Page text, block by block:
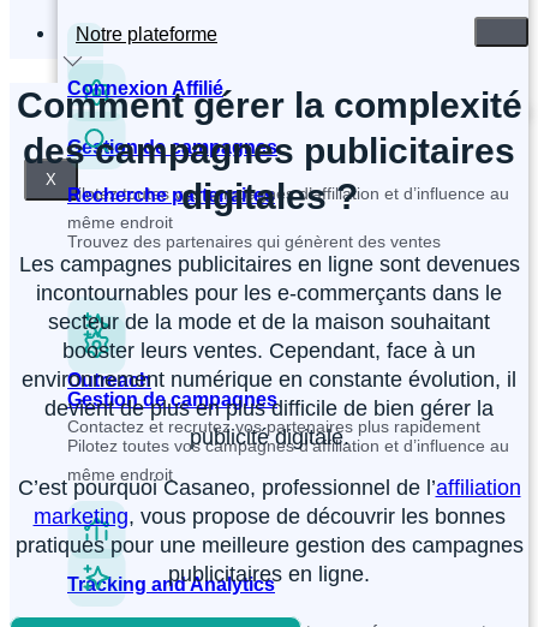
Gestion de campagnes
Pilotez toutes vos campagnes d’affiliation et d’influence au
même endroit
Outreach
Contactez et recrutez vos partenaires plus rapidement
Tracking and Analytics
Connexion Affilié
X
Notre plateforme
Recherche partenaires
Trouvez des partenaires qui génèrent des ventes
Gestion de campagnes
Pilotez toutes vos campagnes d’affiliation et d’influence au
même endroit
Comment gérer la complexité
des campagnes publicitaires
digitales ?
Les campagnes publicitaires en ligne sont devenues
incontournables pour les e-commerçants dans le
secteur de la mode et de la maison souhaitant
booster leurs ventes. Cependant, face à un
environnement numérique en constante évolution, il
devient de plus en plus difficile de bien gérer la
publicité digitale.
C’est pourquoi Casaneo, professionnel de l’affiliation
marketing, vous propose de découvrir les bonnes
pratiques pour une meilleure gestion des campagnes
publicitaires en ligne.